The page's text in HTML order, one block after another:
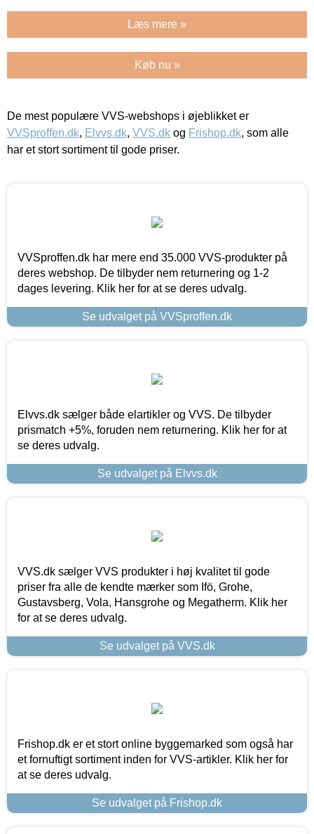
Læs mere »
Køb nu »
De mest populære VVS-webshops i øjeblikket er
VVSproffen.dk, Elvvs.dk, VVS.dk og Frishop.dk, som alle
har et stort sortiment til gode priser.
VVSproffen.dk har mere end 35.000 VVS-produkter på
deres webshop. De tilbyder nem returnering og 1-2
dages levering. Klik her for at se deres udvalg.
Se udvalget på VVSproffen.dk
Elvvs.dk sælger både elartikler og VVS. De tilbyder
prismatch +5%, foruden nem returnering. Klik her for at
se deres udvalg.
Se udvalget på Elvvs.dk
VVS.dk sælger VVS produkter i høj kvalitet til gode
priser fra alle de kendte mærker som Ifö, Grohe,
Gustavsberg, Vola, Hansgrohe og Megatherm. Klik her
for at se deres udvalg.
Se udvalget på VVS.dk
Frishop.dk er et stort online byggemarked som også har
et fornuftigt sortiment inden for VVS-artikler. Klik her for
at se deres udvalg.
Se udvalget på Frishop.dk